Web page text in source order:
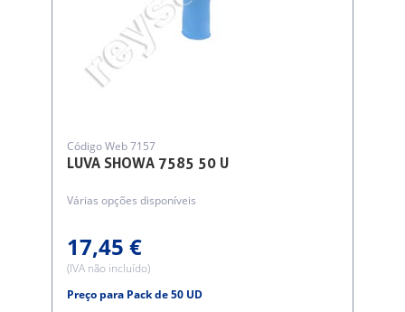
LUVA SHOWA 7585 50 U
Código Web 7157
Várias opções disponíveis
17,45 €
(IVA não incluído)
Preço para Pack de 50 UD